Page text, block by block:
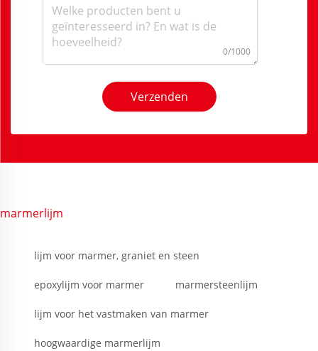
0/1000
Verzenden
marmerlijm
lijm voor marmer, graniet en steen
epoxylijm voor marmer marmersteenlijm
lijm voor het vastmaken van marmer
hoogwaardige marmerlijm